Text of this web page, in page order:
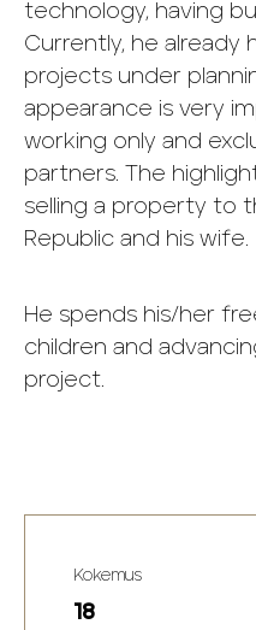
technology, having
Currently, he already
projects under
appearance is very
working only and
partners. The
selling a property to
Republic and his wife.
He spends his/her
children and
project.
Kokemus
18